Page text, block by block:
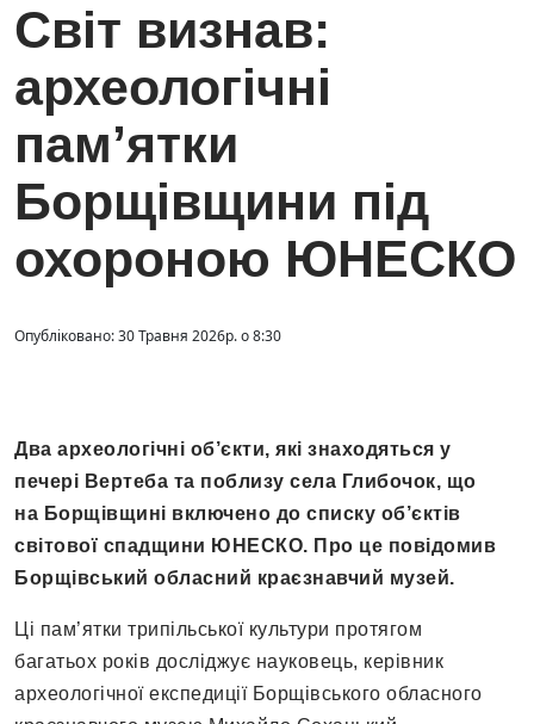
Світ визнав:
археологічні
пам’ятки
Борщівщини під
охороною ЮНЕСКО
Опубліковано: 30 Травня 2026р. о 8:30
Два археологічні об’єкти, які знаходяться у
печері Вертеба та поблизу села Глибочок, що
на Борщівщині включено до списку об’єктів
світової спадщини ЮНЕСКО. Про це повідомив
Борщівський обласний краєзнавчий музей.
Ці пам’ятки трипільської культури протягом
багатьох років досліджує науковець, керівник
археологічної експедиції Борщівського обласного